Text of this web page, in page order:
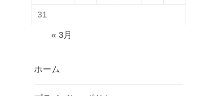
31
« 3月
ホーム